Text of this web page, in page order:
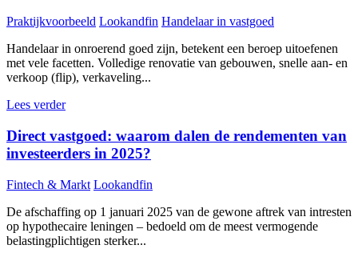
Praktijkvoorbeeld Lookandfin Handelaar in vastgoed
Handelaar in onroerend goed zijn, betekent een beroep uitoefenen
met vele facetten. Volledige renovatie van gebouwen, snelle aan- en
verkoop (flip), verkaveling...
Lees verder
Direct vastgoed: waarom dalen de rendementen van
investeerders in 2025?
Fintech & Markt Lookandfin
De afschaffing op 1 januari 2025 van de gewone aftrek van intresten
op hypothecaire leningen – bedoeld om de meest vermogende
belastingplichtigen sterker...